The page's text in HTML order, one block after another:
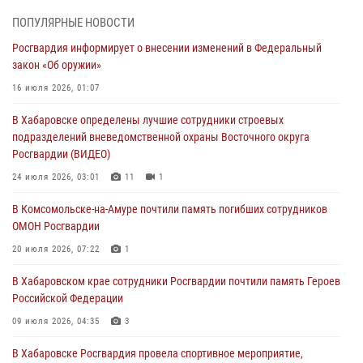
В Управлении Росгвардии по Хабаровскому краю состоялось
избирательного права
31 июля 2026, 03:26
женщине, потерявшей сознание во время массового мероприятия
29 июля 2026, 23:24 2
В Хабаровске продолжается акция «Каникулы с Росгвардией»
За прошедшую неделю в Хабаровском крае росгвардейцы провели
свыше 120 проверок условий хранения оружия
ПОПУЛЯРНЫЕ НОВОСТИ
Росгвардия информирует о внесении изменений в Федеральный
закон «Об оружии»
16 июля 2026, 01:07
В Хабаровске определены лучшие сотрудники строевых
подразделений вневедомственной охраны Восточного округа
Росгвардии (ВИДЕО)
24 июля 2026, 03:01 11 1
В Комсомольске-на-Амуре почтили память погибших сотрудников
ОМОН Росгвардии
20 июля 2026, 07:22 1
В Хабаровском крае сотрудники Росгвардии почтили память Героев
Российской Федерации
09 июля 2026, 04:35 3
В Хабаровске Росгвардия провела спортивное мероприятие,